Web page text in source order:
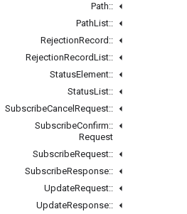
::
Path
::
PathList
::
RejectionRecord
::
RejectionRecordList
::
StatusElement
::
StatusList
::
SubscribeCancel Request
::
SubscribeConfirm
Request
::
SubscribeRequest
::
SubscribeResponse
::
UpdateRequest
::
UpdateResponse